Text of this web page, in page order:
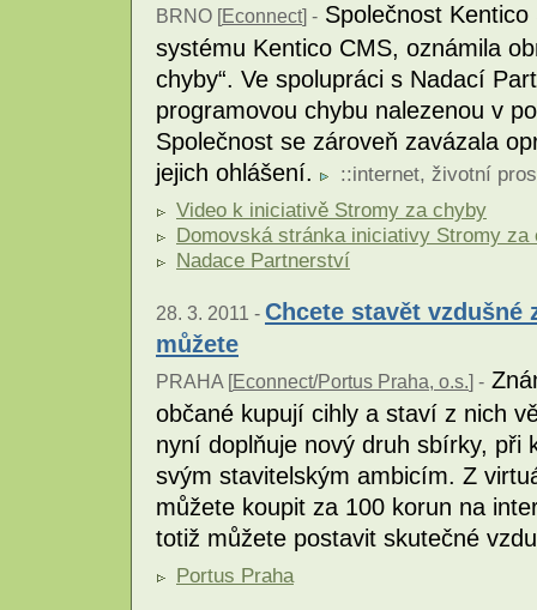
BRNO [Econnect] - Společnost
systému Kentico CMS, oznámila
chyby“. Ve spolupráci s Nadací
programovou chybu nalezenou v
Společnost se zároveň zavázala
jejich ohlášení.
::internet, životní
Video k iniciativě Stromy za chyby
Domovská stránka iniciativy Stromy za
Nadace Partnerství
28. 3. 2011 - Chcete stavět vzdušné
můžete
PRAHA [Econnect/Portus Praha, o.s.] -
občané kupují cihly a staví z nich
nyní doplňuje nový druh sbírky, při
svým stavitelským ambicím. Z
můžete koupit za 100 korun na
totiž můžete postavit skutečné
Portus Praha